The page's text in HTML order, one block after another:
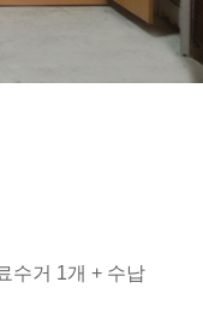
수거 1개 + 수납